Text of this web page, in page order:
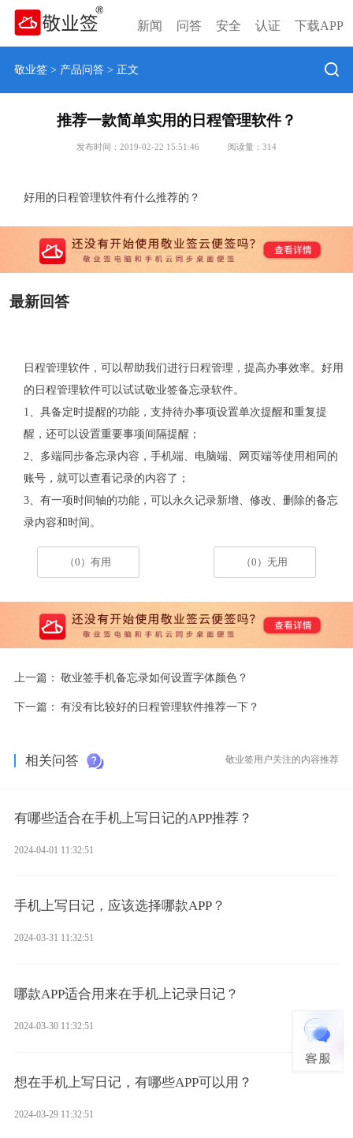
新闻 问答 安全 认证 下载APP
敬业签> 产品问答> 正文
推荐一款简单实用的日程管理软件？
发布时间：2019-02-22 15:51:46 阅读量： 314
好用的日程管理软件有什么推荐的？
最新回答
日程管理软件，可以帮助我们进行日程管理，提高办事效率。好用
的日程管理软件可以试试敬业签备忘录软件。
1、具备定时提醒的功能，支持待办事项设置单次提醒和重复提
醒，还可以设置重要事项间隔提醒；
2、多端同步备忘录内容，手机端、电脑端、网页端等使用相同的
账号，就可以查看记录的内容了；
3、有一项时间轴的功能，可以永久记录新增、修改、删除的备忘
录内容和时间。
（0）有用 （0）无用
上一篇： 敬业签手机备忘录如何设置字体颜色？
下一篇： 有没有比较好的日程管理软件推荐一下？
相关问答 敬业签用户关注的内容推荐
有哪些适合在手机上写日记的APP推荐？
2024-04-01 11:32:51
手机上写日记，应该选择哪款APP？
2024-03-31 11:32:51
哪款APP适合用来在手机上记录日记？
2024-03-30 11:32:51
想在手机上写日记，有哪些APP可以用？
2024-03-29 11:32:51